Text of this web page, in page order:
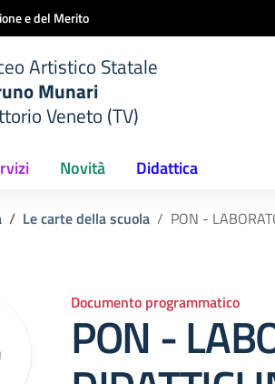
e del Merito
Artistico Statale
Munari
Veneto (TV)
Novità Didattica
Le carte della scuola PON -
Documento programmatico
PON -